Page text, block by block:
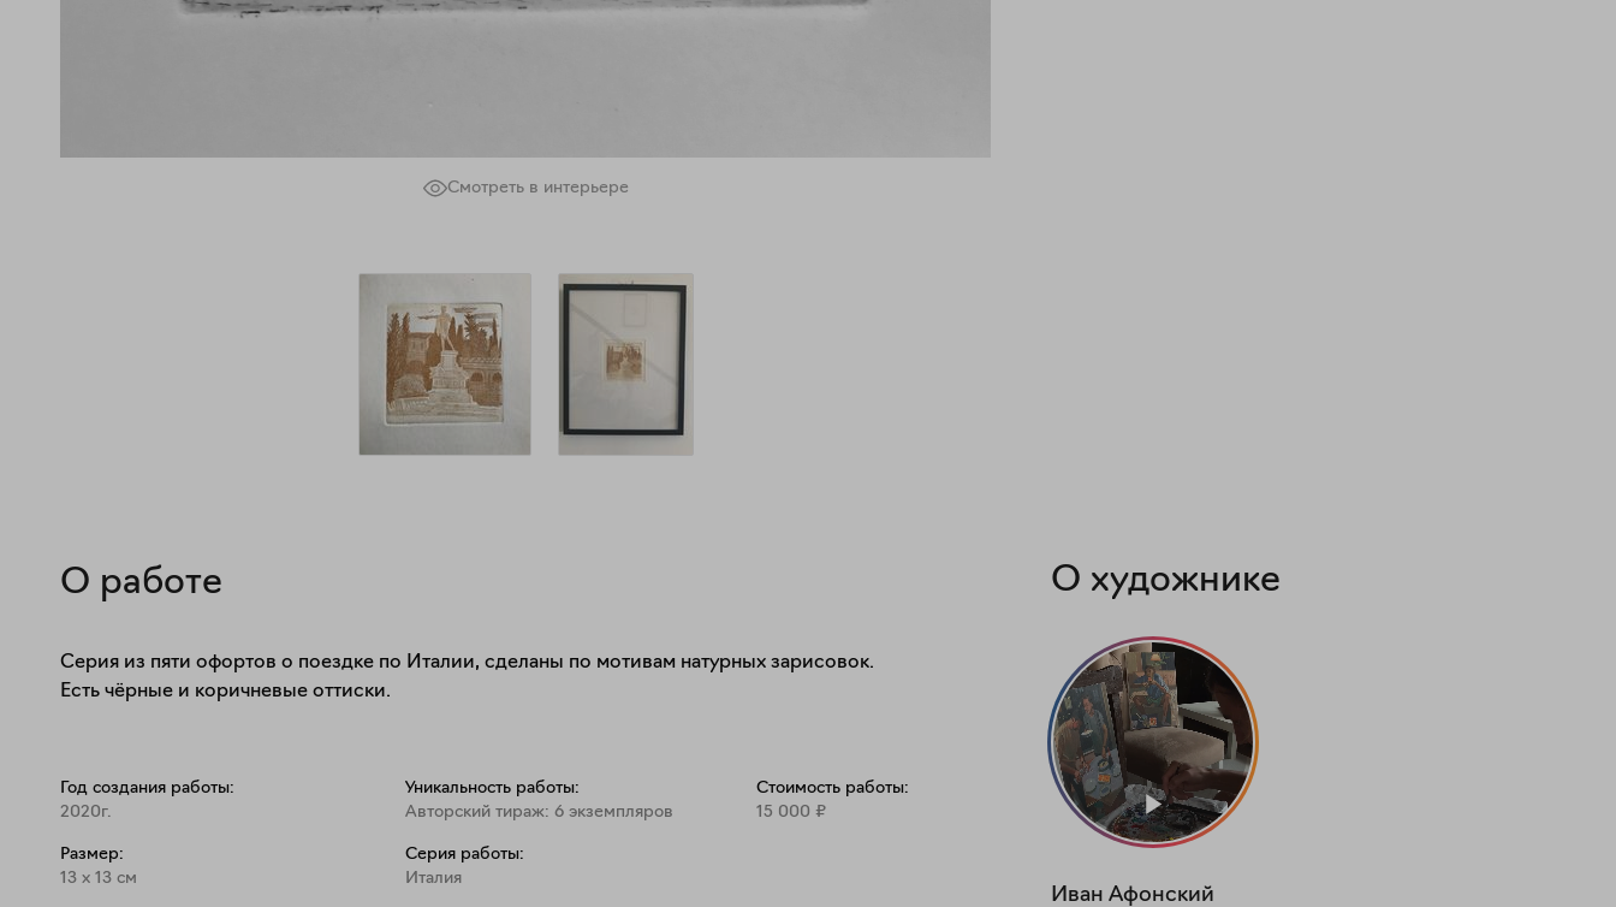
Смотреть в интерьере
О работе
Серия из пяти офортов о поездке по Италии, сделаны по мотивам натурных зарисовок.
Есть чёрные и коричневые оттиски.
Год создания работы:
2020г.
Размер:
13 x 13 см
Уникальность работы:
Авторский тираж: 6 экземпляров
Серия работы:
Италия
Стоимость работы:
15 000 ₽
О художнике
Иван Афонский